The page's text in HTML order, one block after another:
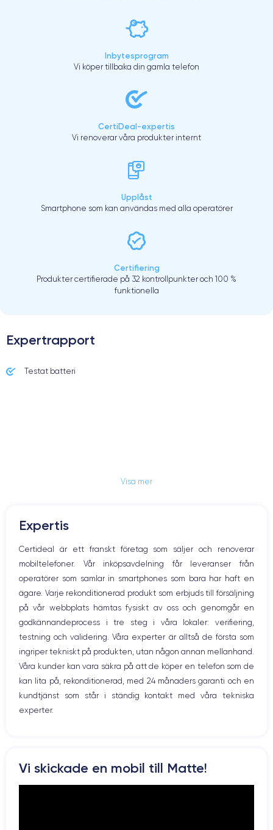
Inbytesprogram
Vi köper tillbaka din gamla telefon
CertiDeal-expertis
Vi renoverar våra produkter internt
Upplåst
Smartphone som kan användas med alla operatörer
Certifiering
Produkter certifierade på 32 kontrollpunkter och 100 %
funktionella
Expertrapport
Testat batteri
Visa mer
Expertis
Certideal är ett franskt företag som säljer och renoverar
mobiltelefoner. Vår inköpsavdelning får leveranser från
operatörer som samlar in smartphones som bara har haft en
ägare. Varje rekonditionerad produkt som erbjuds till försäljning
på vår webbplats hämtas fysiskt av oss och genomgår en
godkännandeprocess i tre steg i våra lokaler: verifiering,
testning och validering. Våra experter är alltså de första som
ingriper tekniskt på produkten, utan någon annan mellanhand.
Våra kunder kan vara säkra på att de köper en telefon som de
kan lita på, rekonditionerad, med 24 månaders garanti och en
kundtjänst som står i ständig kontakt med våra tekniska
experter.
Vi skickade en mobil till Matte!